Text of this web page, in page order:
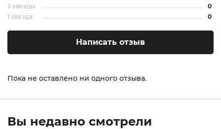
Пока не оставлено ни одного отзыва.
2 звезды
0
1 звезда
0
Написать отзыв
Вы недавно смотрели